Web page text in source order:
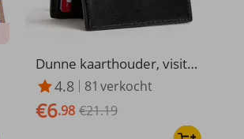
Dunne kaarthouder, visite
kaartjeshouder voor here
n, multi-card tas, multifunc
tionele kleine portemonne
4.8 81 verkocht
€6.98 €21.19